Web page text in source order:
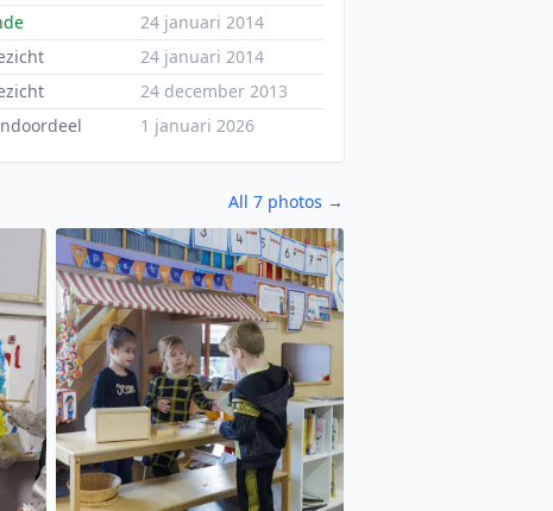
24 januari 2014
24 januari 2014
24 december 2013
1 januari 2026
All 7 photos →